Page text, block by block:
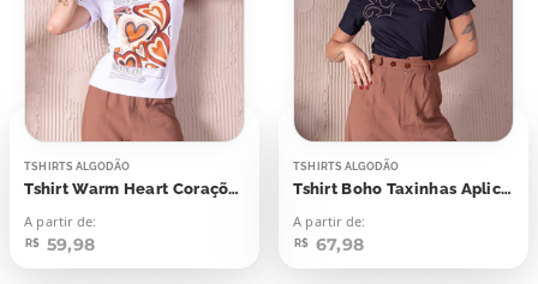
TSHIRTS ALGODÃO
Tshirt Warm Heart Corações Marrons
A partir de:
R$ 59,98
TSHIRTS ALGODÃO
Tshirt Boho Taxinhas Aplicação
A partir de:
R$ 67,98